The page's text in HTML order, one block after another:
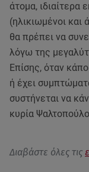
άτομα, ιδιαίτερα
(ηλικιωμένοι
θα πρέπει να
λόγω της
Επίσης, όταν
ή έχει
συστήνεται να
κυρία
Διαβάστε όλες τις